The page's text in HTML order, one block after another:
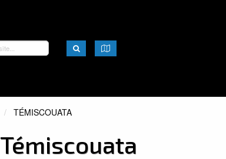
ACTUEL:
TÉMISCOUATA
Témiscouata